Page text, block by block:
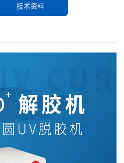
技术资料